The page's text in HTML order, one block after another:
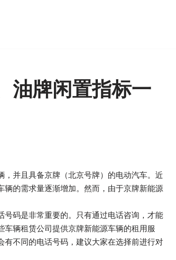
油牌闲置指标一
并且具备京牌（北京号牌）的电动汽车。近
的需求量逐渐增加。然而，由于京牌新能源
号码是非常重要的。只有通过电话咨询，才能
辆租赁公司提供京牌新能源车辆的租用服
不同的电话号码，建议大家在选择前进行对